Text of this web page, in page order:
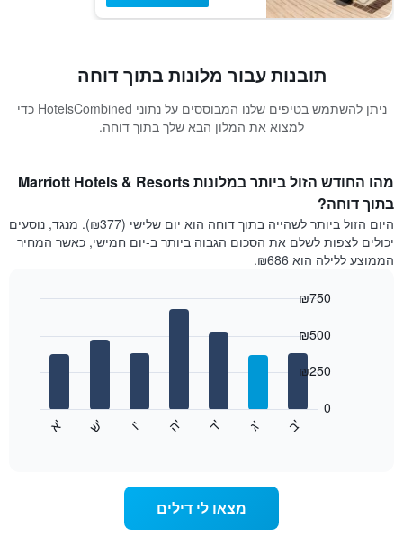
תובנות עבור מלונות בתוך דוחה
ניתן להשתמש בטיפים שלנו המבוססים על נתוני HotelsCombined כדי
למצוא את המלון הבא שלך בתוך דוחה.
מהו החודש הזול ביותר במלונות Marriott Hotels & Resorts
בתוך דוחה?
היום הזול ביותר לשהייה בתוך דוחה הוא יום שלישי (₪377). מנגד, נוסעים
יכולים לצפות לשלם את הסכום הגבוה ביותר ב-יום חמישי, כאשר המחיר
הממוצע ללילה הוא ₪686.
התרשים
ב
' ג
' ד
' ה
' ו
' ש
' א
'
0
₪250
₪500
₪750
מצאו לי דילים